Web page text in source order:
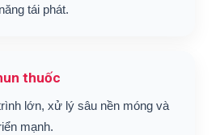
tái phát.
thuốc
lớn, xử lý sâu nền móng và
mạnh.